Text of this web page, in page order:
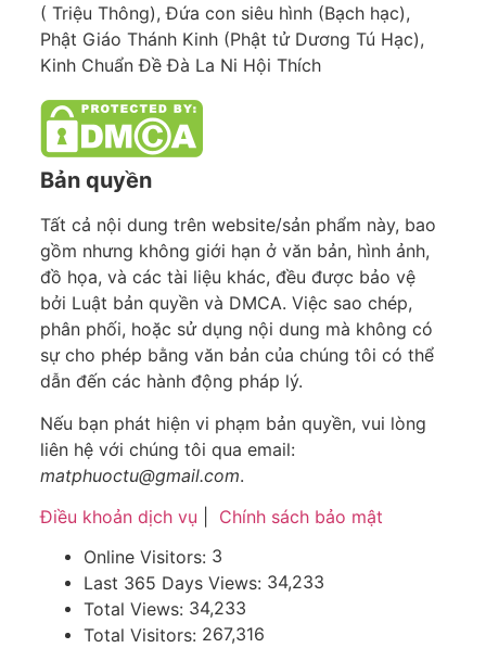
( Triệu Thông), Đứa con siêu hình (Bạch hạc),
Phật Giáo Thánh Kinh (Phật tử Dương Tú Hạc),
Kinh Chuẩn Đề Đà La Ni Hội Thích
Bản quyền
Tất cả nội dung trên website/sản phẩm này, bao
gồm nhưng không giới hạn ở văn bản, hình ảnh,
đồ họa, và các tài liệu khác, đều được bảo vệ
bởi Luật bản quyền và DMCA. Việc sao chép,
phân phối, hoặc sử dụng nội dung mà không có
sự cho phép bằng văn bản của chúng tôi có thể
dẫn đến các hành động pháp lý.
Nếu bạn phát hiện vi phạm bản quyền, vui lòng
liên hệ với chúng tôi qua email:
matphuoctu@gmail.com.
Điều khoản dịch vụ
Chính sách bảo mật
Online Visitors: 3
Last 365 Days Views: 34,233
Total Views: 34,233
Total Visitors: 267,316